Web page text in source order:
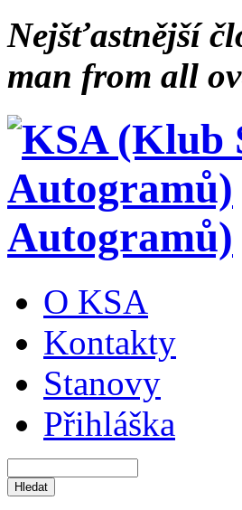
Nejšťastnější
man from all
Autogramů)
O KSA
Kontakty
Stanovy
Přihláška